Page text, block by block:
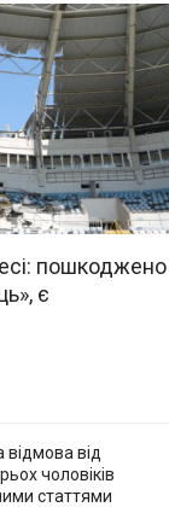
пошкоджено
є
відмова від
чоловіків
статтями